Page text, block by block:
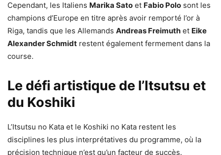
Cependant, les Italiens Marika Sato et Fabio Polo sont les
champions d’Europe en titre après avoir remporté l’or à
Riga, tandis que les Allemands Andreas Freimuth et Eike
Alexander Schmidt restent également fermement dans la
course.
Le défi artistique de l’Itsutsu et
du Koshiki
L’Itsutsu no Kata et le Koshiki no Kata restent les
disciplines les plus interprétatives du programme, où la
précision technique n’est qu’un facteur de succès.